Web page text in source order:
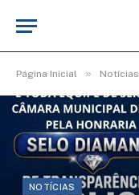
Página Inicial » Notícias
NOTÍCIAS